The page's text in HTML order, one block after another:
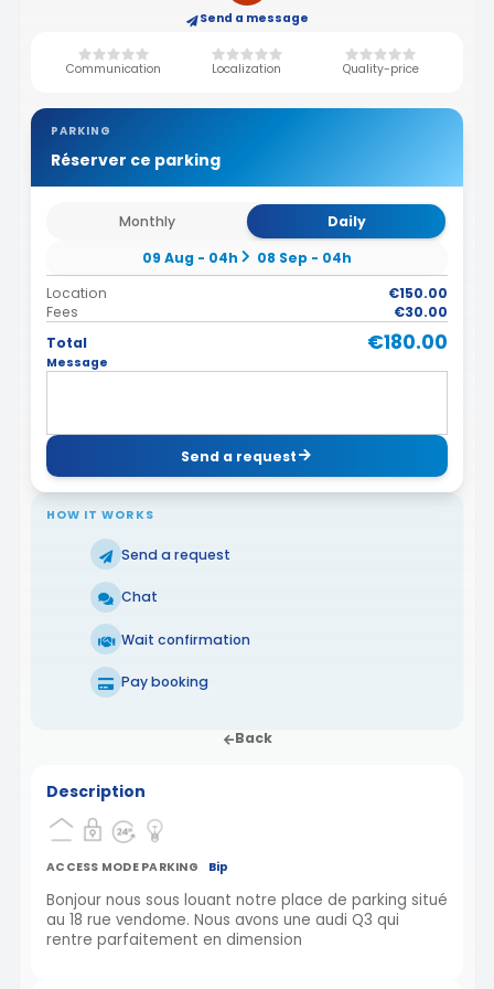
Send a message
Communication Localization Quality-price
PARKING
Réserver ce parking
Monthly
Daily
09 Aug - 04h
08 Sep - 04h
Location
€150.00
Fees
€30.00
Total
€180.00
Message
Send a request
HOW IT WORKS
Send a request
Chat
Wait confirmation
Pay booking
Back
Description
ACCESS MODE PARKING Bip
Bonjour nous sous louant notre place de parking situé
au 18 rue vendome. Nous avons une audi Q3 qui
rentre parfaitement en dimension